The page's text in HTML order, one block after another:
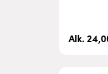
Alk.